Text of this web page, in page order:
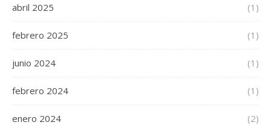
abril 2025 (1)
febrero 2025 (1)
junio 2024 (1)
febrero 2024 (1)
enero 2024 (2)